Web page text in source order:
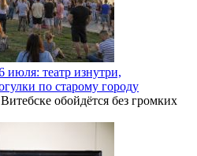
театр изнутри,
по старому городу
обойдётся без громких